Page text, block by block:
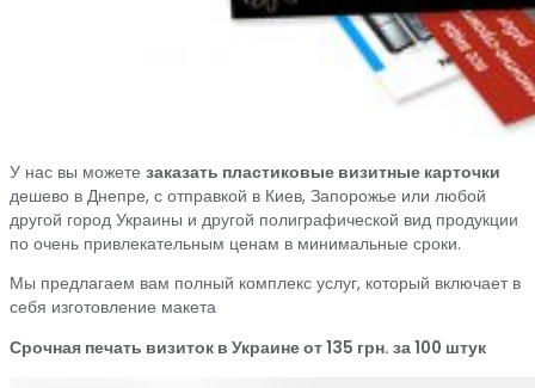
У нас вы можете заказать пластиковые визитные карточки
дешево в Днепре, с отправкой в Киев, Запорожье или любой
другой город Украины и другой полиграфической вид продукции
по очень привлекательным ценам в минимальные сроки.
Мы предлагаем вам полный комплекс услуг, который включает в
себя изготовление макета
Срочная печать визиток в Украине от 135 грн. за 100 штук